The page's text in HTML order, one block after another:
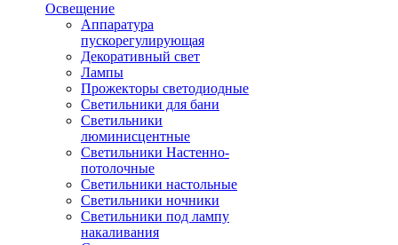
Освещение
Аппаратура
пускорегулирующая
Декоративный свет
Лампы
Прожекторы светодиодные
Светильники для бани
Светильники
люминисцентные
Светильники Настенно-
потолочные
Светильники настольные
Светильники ночники
Светильники под лампу
накаливания